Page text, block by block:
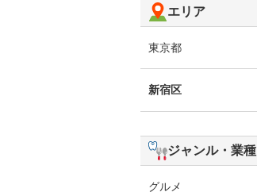
エリア
東京都
新宿区
ジャンル・業種
グルメ